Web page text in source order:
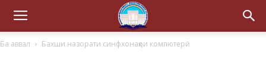
Ба аввал Бахши назорати синфхонаҳои компютерӣ